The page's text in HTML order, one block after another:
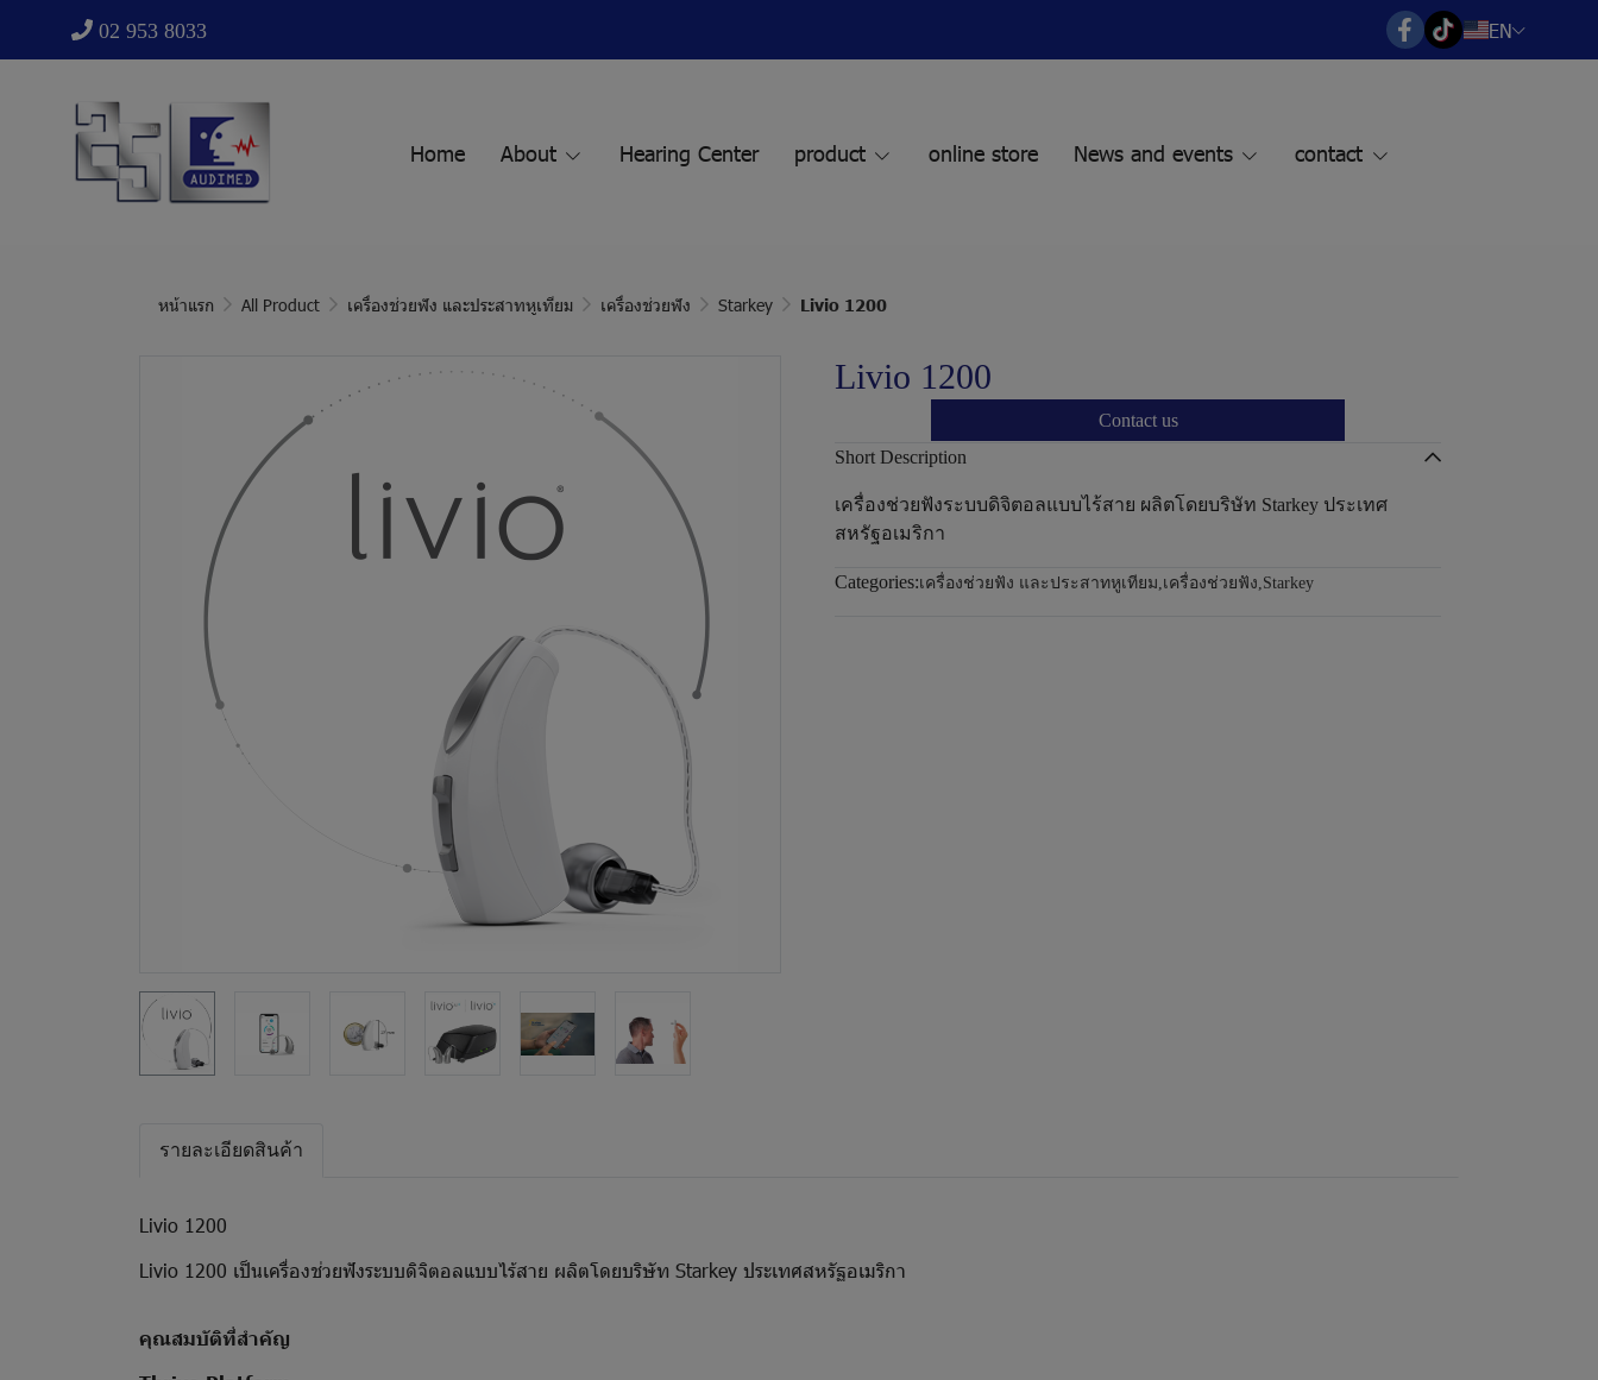
02 953 8033 EN
Home About Hearing Center product online store News and events contact
หน้าแรก All Product เครื่องช่วยฟัง และประสาทหูเทียม เครื่องช่วยฟัง Starkey Livio 1200
Livio 1200
Contact us
Short Description
เครื่องช่วยฟังระบบดิจิตอลแบบไร้สาย ผลิตโดยบริษัท Starkey ประเทศ
สหรัฐอเมริกา
Categories:เครื่องช่วยฟัง และประสาทหูเทียม,เครื่องช่วยฟัง,Starkey
รายละเอียดสินค้า
Livio 1200
Livio 1200 เป็นเครื่องช่วยฟังระบบดิจิตอลแบบไร้สาย ผลิตโดยบริษัท Starkey ประเทศสหรัฐอเมริกา
คุณสมบัติที่สำคัญ